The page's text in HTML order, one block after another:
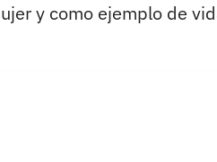
y como ejemplo de